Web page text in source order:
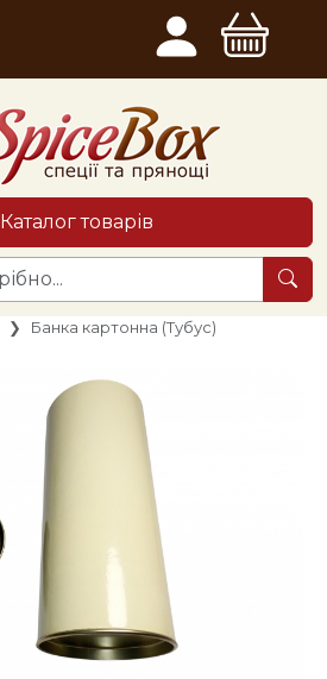
Каталог товарів
Банка картонна (Тубус)